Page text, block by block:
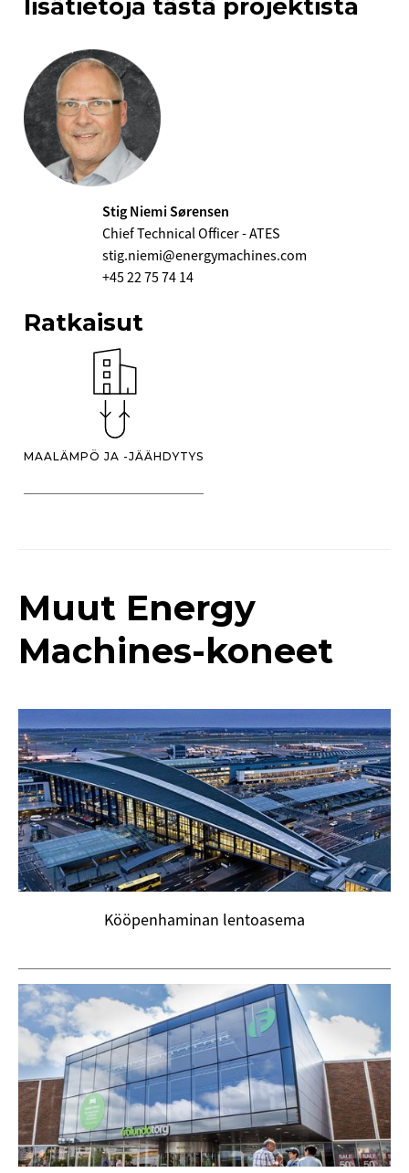
lisätietoja tästä projektista
Stig Niemi Sørensen
Chief Technical Officer - ATES
stig.niemi@energymachines.com
+45 22 75 74 14
Ratkaisut
MAALÄMPÖ JA -JÄÄHDYTYS
Muut Energy
Machines-koneet
Kööpenhaminan lentoasema